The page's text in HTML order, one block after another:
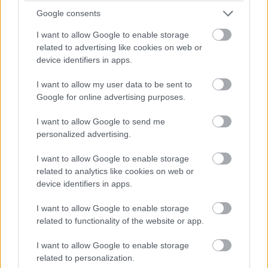
Google consents
I want to allow Google to enable storage
related to advertising like cookies on web or
device identifiers in apps.
I want to allow my user data to be sent to
Google for online advertising purposes.
I want to allow Google to send me
personalized advertising.
I want to allow Google to enable storage
related to analytics like cookies on web or
device identifiers in apps.
I want to allow Google to enable storage
related to functionality of the website or app.
I want to allow Google to enable storage
related to personalization.
Cered, Csajág, Csány, Csaroda, Csákberény, Csikéria,
Csobád, Csokonyavisonta, Csököly, Daka,
Daruszentmiklós, Dencsháza, Detk, Drávaszabolcs,
Dunafalva, Egerfarmos, Egyházasfalu, Eperjeske,
Gemzse, Geszt, Golop, Gulács, Györköny, Gyöngyösfalu,
Györe, Hejőszalonta, Hernádnémeti, Hernádvécse,
Hevesaranyos, Hobol, Homokmégy, Hort, Harkakötöny,
Ikrény, Istenmezeje, Iván, Ivánc, Jásd, Jászdózsa, Jenő,
Királd, Kisbajcs, Kispalád, Kistokaj, Kocsord, Kőkút,
Kolcse, Kosd, Kovácsvágás, Külsővat, Laskod, Lovas,
Lovászi, Ludányhalászi, Magyargéc, Magyarpolány,
Makád, Majosháza, Markaz, Márkó, Mártély, Medina,
Mecsér, Mezőkomárom, Mezőszentgyörgy, Miháld,
Nagykerki, Nagylózs, Nagysáp, Nagyszentjános,
Nagyrécse, Nemti, Nékezseny, Nógrádmegyer,